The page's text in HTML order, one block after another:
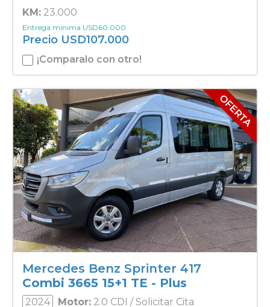
KM: 23.000
Entrega mínima USD60.000
Precio USD107.000
¡Comparalo con otro!
Mercedes Benz Sprinter 417
Combi 3665 15+1 TE - Plus
2024 Motor: 2.0 CDI / Solicitar Cita